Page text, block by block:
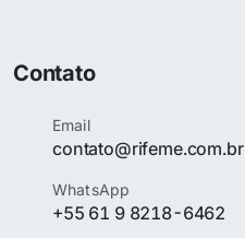
Contato
Email
contato@rifeme.com.br
WhatsApp
+55 61 9 8218-6462